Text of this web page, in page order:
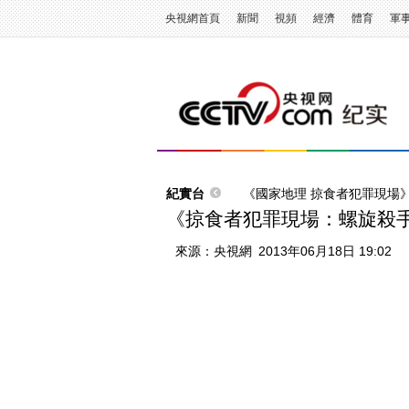
央視網首頁 新聞 視頻 經濟 體育 軍
紀實台 《國家地理 掠食者犯罪現場
《掠食者犯罪現場：螺旋殺
來源： 央視網 2013年06月18日 19:02